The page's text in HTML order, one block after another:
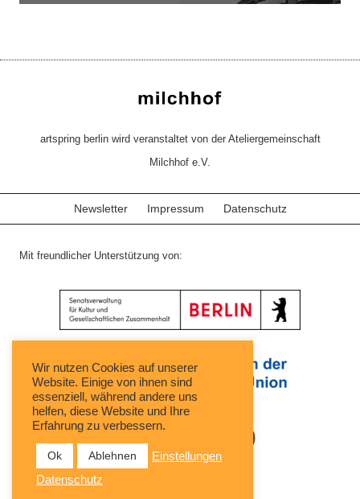
artspring berlin wird veranstaltet von der Ateliergemeinschaft
Milchhof e.V.
Newsletter Impressum Datenschutz
Mit freundlicher Unterstützung von:
Wir nutzen Cookies auf unserer
Website. Einige von ihnen sind
essenziell, während andere uns
helfen, diese Website und Ihre
Erfahrung zu verbessern.
Ok Ablehnen
Einstellungen
Datenschutz